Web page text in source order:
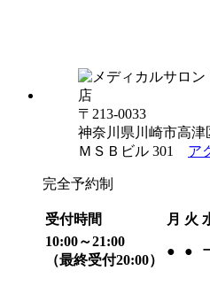
〒213-0033
神奈川県川崎市高津
ＭＳＢビル 301 ア
完全予約制
受付時間 月 火
10:00～21:00
（最終受付20:00）
● ●